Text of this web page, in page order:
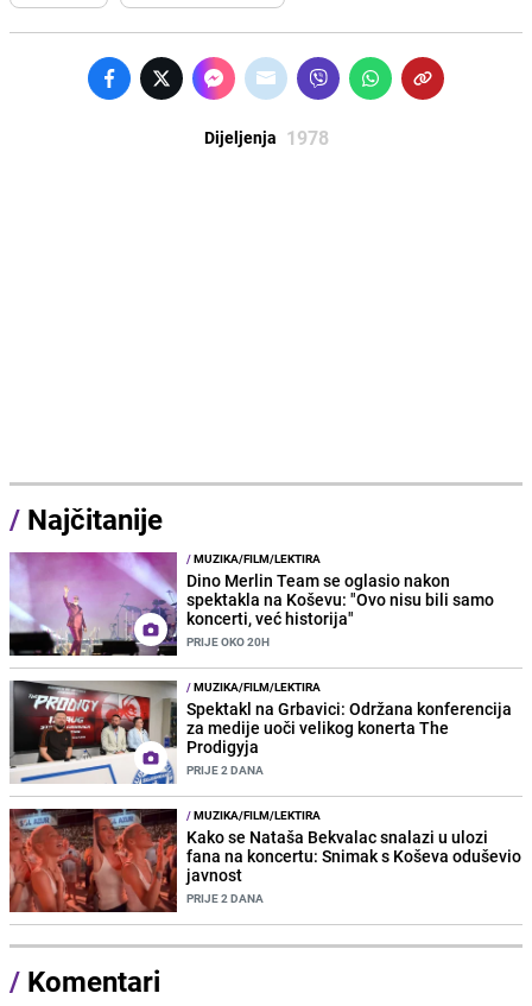
Dijeljenja 1978
/ Najčitanije
/MUZIKA/FILM/LEKTIRA
Dino Merlin Team se oglasio nakon
spektakla na Koševu: "Ovo nisu bili samo
koncerti, već historija"
PRIJE OKO 20H
/MUZIKA/FILM/LEKTIRA
Spektakl na Grbavici: Održana konferencija
za medije uoči velikog konerta The
Prodigyja
PRIJE 2 DANA
/MUZIKA/FILM/LEKTIRA
Kako se Nataša Bekvalac snalazi u ulozi
fana na koncertu: Snimak s Koševa oduševio
javnost
PRIJE 2 DANA
/ Komentari